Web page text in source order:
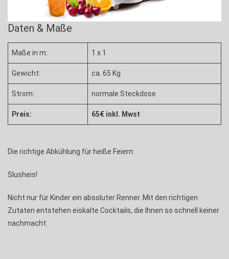
Daten & Maße
Maße in m: 1 x 1
Gewicht: ca. 65 Kg
Strom: normale Steckdose
Preis: 65€ inkl. Mwst
Die richtige Abkühlung für heiße Feiern:
Slusheis!
Nicht nur für Kinder ein absoluter Renner. Mit den richtigen
Zutaten entstehen eiskalte Cocktails, die Ihnen so schnell keiner
nachmacht.